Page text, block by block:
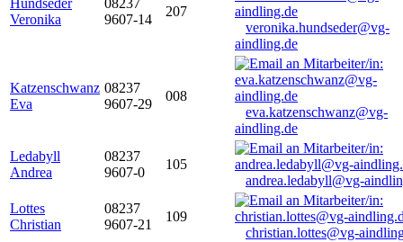
Hundseder
Veronika
08237
9607-14
207
veronika.hundseder@vg-
aindling.de
Katzenschwanz
Eva
08237
9607-29
008
eva.katzenschwanz@vg-
aindling.de
Ledabyll
Andrea
08237
9607-0
105
andrea.ledabyll@vg-
Lottes
Christian
08237
9607-21
109
christian.lottes@vg-